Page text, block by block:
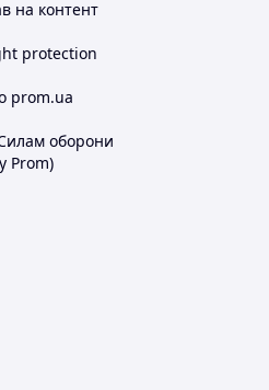
на контент
protection
prom.ua
оборони
Prom)